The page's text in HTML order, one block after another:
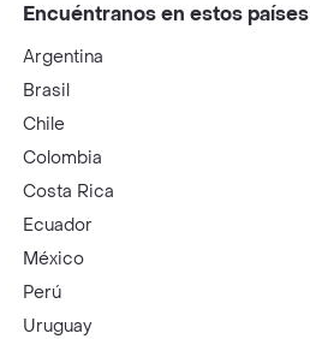
Encuéntranos en estos países
Argentina
Brasil
Chile
Colombia
Costa Rica
Ecuador
México
Perú
Uruguay